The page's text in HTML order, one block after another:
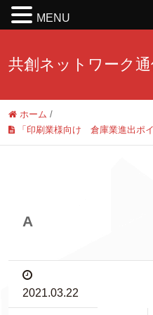
共創ネットワーク
ホーム /
「印刷業様向け 倉庫業進出ポ
A
2021.03.22
MENU